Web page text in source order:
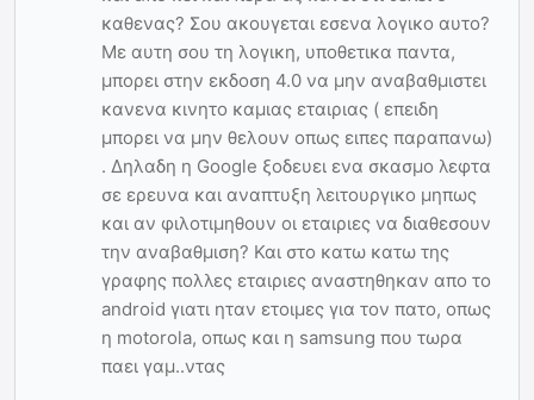
καθενας? Σου ακουγεται εσενα λογικο αυτο?
Με αυτη σου τη λογικη, υποθετικα παντα,
μπορει στην εκδοση 4.0 να μην αναβαθμιστει
κανενα κινητο καμιας εταιριας ( επειδη
μπορει να μην θελουν οπως ειπες παραπανω)
. Δηλαδη η Google ξοδευει ενα σκασμο λεφτα
σε ερευνα και αναπτυξη λειτουργικο μηπως
και αν φιλοτιμηθουν οι εταιριες να διαθεσουν
την αναβαθμιση? Και στο κατω κατω της
γραφης πολλες εταιριες αναστηθηκαν απο το
android γιατι ηταν ετοιμες για τον πατο, οπως
η motorola, οπως και η samsung που τωρα
παει γαμ..ντας